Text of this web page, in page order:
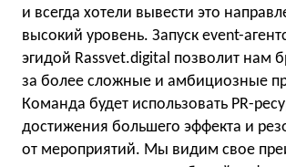
и всегда хотели вывести это
высокий уровень. Запуск event-
эгидой Rassvet.digital позволит нам
за более сложные и амбициозные
Команда будет использовать PR-
достижения большего эффекта и
от мероприятий. Мы видим свое